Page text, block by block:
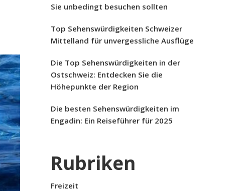
Sie unbedingt besuchen sollten
Top Sehenswürdigkeiten Schweizer
Mittelland für unvergessliche Ausflüge
Die Top Sehenswürdigkeiten in der
Ostschweiz: Entdecken Sie die
Höhepunkte der Region
Die besten Sehenswürdigkeiten im
Engadin: Ein Reiseführer für 2025
Rubriken
Freizeit